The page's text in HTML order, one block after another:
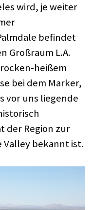
wird, je weiter
befindet
Großraum L.A.
heißem
bei dem Marker,
vor uns liegende
der Region zur
Valley bekannt ist.